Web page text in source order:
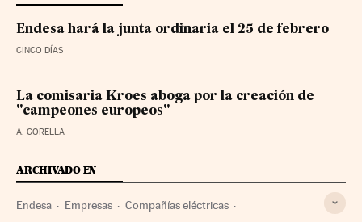
Endesa hará la junta ordinaria el 25 de febrero
CINCO DÍAS
La comisaria Kroes aboga por la creación de
"campeones europeos"
A. CORELLA
ARCHIVADO EN
Endesa Empresas Compañías eléctricas